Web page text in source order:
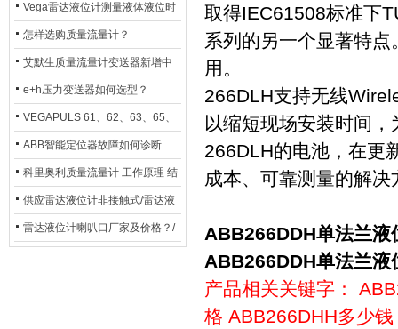
Vega雷达液位计测量液体液位时
应如何选型？
怎样选购质量流量计？
艾默生质量流量计变送器新增中
文显示选项，操作更便捷
e+h压力变送器如何选型？
VEGAPULS 61、62、63、65、
66在化工行业中的应用
ABB智能定位器故障如何诊断
科里奥利质量流量计 工作原理 结
构特点 选用安装使用
供应雷达液位计非接触式/雷达液
位计厂家
雷达液位计喇叭口厂家及价格？/
取得IEC61508标准下
系列的另一个显著特
用。
266DLH支持无线
以缩短现场安装时间
266DLH的电池，在更
成本、可靠测量的解决
ABB266DDH单法兰液
ABB266DDH单法兰液
产品相关关键字：
格 ABB266DHH多少钱